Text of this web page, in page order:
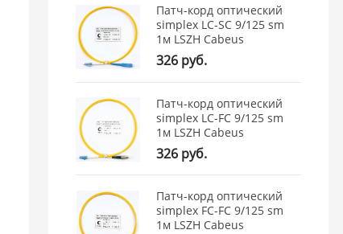
Патч-корд оптический
simplex LC-SC 9/125 sm
1м LSZH Cabeus
326 руб.
Патч-корд оптический
simplex LC-FC 9/125 sm
1м LSZH Cabeus
326 руб.
Патч-корд оптический
simplex FC-FC 9/125 sm
1м LSZH Cabeus